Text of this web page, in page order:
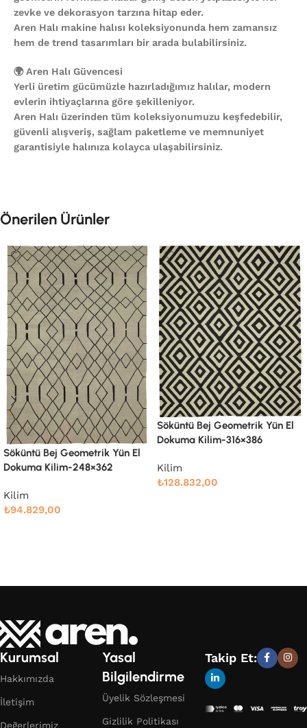
zevke ve dekorasyon tarzına hitap eder.
Aren Halı makine halısı koleksiyonunda hem zamansız
hem de trend tasarımları bir arada bulabilirsiniz.
🌍 Aren Halı Güvencesi
Yerli üretim gücümüzle hazırladığımız halılar, modern
evlerin ihtiyaçlarına göre şekilleniyor.
Aren Halı üzerinden tüm koleksiyonumuzu keşfedebilir,
güvenli alışveriş, sağlam paketleme ve memnuniyet
garantisiyle halınıza kolayca ulaşabilirsiniz.
Önerilen Ürünler
Söküntü Bej Geometrik Yün El
Dokuma Kilim-316×386
Kilim
Devamını oku
Söküntü Bej Modern Dizayn
Kilim
Kurumsal
Hakkımızda
İletişim
Değerlerimiz
Yasal
Bilgilendirme
Üyelik Sözleşmesi
Gizlilik Politikası
Takip Et: